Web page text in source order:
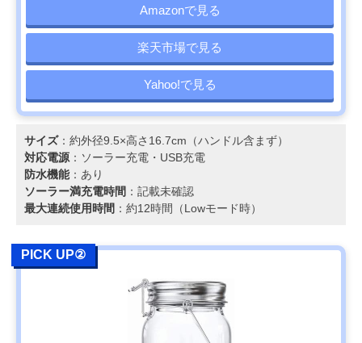
Amazonで見る
楽天市場で見る
Yahoo!で見る
サイズ：約外径9.5×高さ16.7cm（ハンドル含まず）
対応電源：ソーラー充電・USB充電
防水機能：あり
ソーラー満充電時間 ：記載未確認
最大連続使用時間 ：約12時間（Lowモード時）
PICK UP②